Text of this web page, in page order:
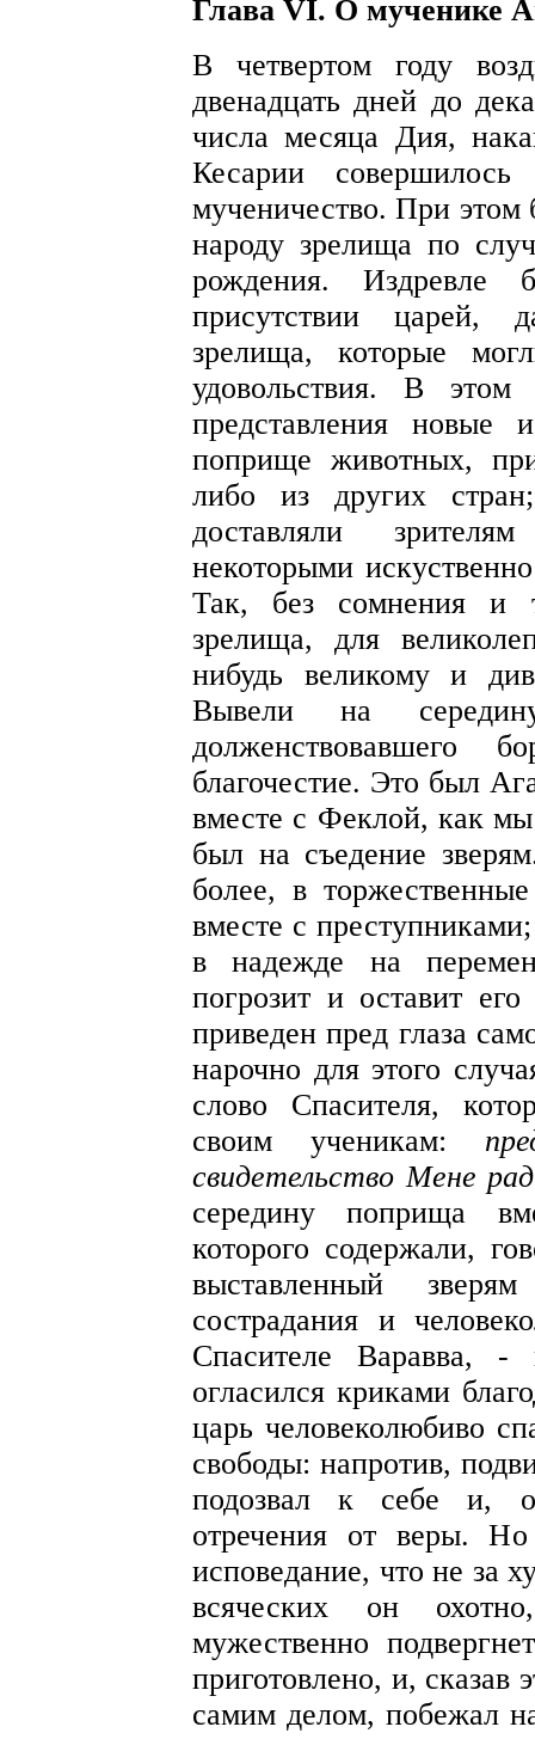
Глава VI. О мученике
В четвертом году
двенадцать дней до
числа месяца Дия,
Кесарии
мученичество. При
народу зрелища по
рождения.
присутствии царей,
зрелища, которые
удовольствия. В этом
представления новые
поприще животных,
либо из других
доставляли
некоторыми
Так, без сомнения и
зрелища, для
нибудь великому и
Вывели на
долженствовавшего
благочестие. Это был
вместе с Феклой, как
был на съедение
более, в
вместе с
в надежде на
погрозит и оставит
приведен пред глаза
нарочно для этого
слово Спасителя,
своим ученикам:
свидетельство Мене
середину поприща
которого содержали,
выставленный
сострадания и
Спасителе Варавва,
огласился криками
царь человеколюбиво
свободы: напротив,
подозвал к себе и,
отречения от веры.
исповедание, что не за
всяческих он
мужественно
приготовлено, и, сказав
самим делом, побежал